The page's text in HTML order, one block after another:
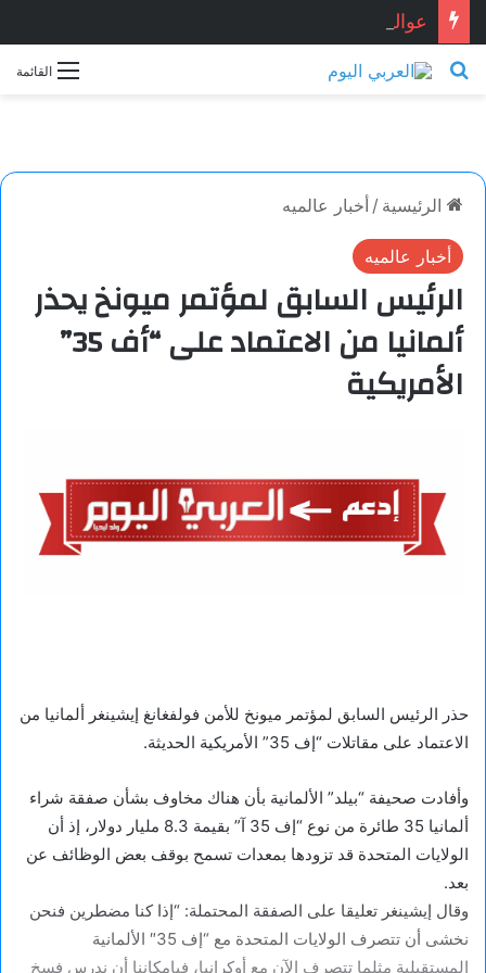
عوالم مجهولة… بقلم: سلوى اليوسف
القائمة بحث عن
الرئيسية / أخبار عالميه
أخبار عالميه
الرئيس السابق لمؤتمر ميونخ يحذر
ألمانيا من الاعتماد على “أف 35”
الأمريكية
حذر الرئيس السابق لمؤتمر ميونخ للأمن فولفغانغ إيشينغر ألمانيا من
الاعتماد على مقاتلات “إف 35” الأمريكية الحديثة.
وأفادت صحيفة “بيلد” الألمانية بأن هناك مخاوف بشأن صفقة شراء
ألمانيا 35 طائرة من نوع “إف 35 آ” بقيمة 8.3 مليار دولار، إذ أن
الولايات المتحدة قد تزودها بمعدات تسمح بوقف بعض الوظائف عن
بعد.
وقال إيشينغر تعليقا على الصفقة المحتملة: “إذا كنا مضطرين فنحن
نخشى أن تتصرف الولايات المتحدة مع “إف 35″ الألمانية
المستقبلية مثلما تتصرف الآن مع أوكرانيا، فبإمكاننا أن ندرس فسخ